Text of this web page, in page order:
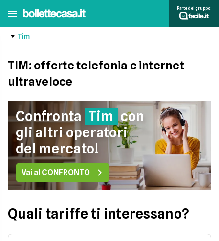
Parte del gruppo:
Tim
TIM: offerte telefonia e internet
ultraveloce
Confronta Tim con
gli altri operatori
del mercato!
Vai al CONFRONTO
Quali tariffe ti interessano?